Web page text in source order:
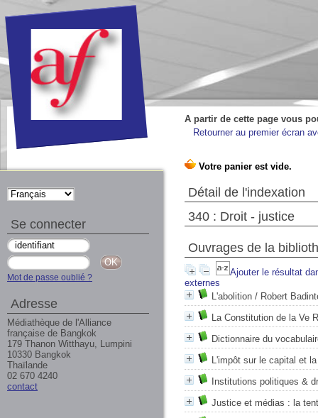
A partir de cette page vous
Retourner au premier écran
Détail de l'indexation
340 : Droit - justice
Ouvrages de la
Ajouter le résultat
externes
L'abolition / Robert
La Constitution de la Ve
Dictionnaire du
L'impôt sur le capital et
Institutions politiques &
Justice et médias : la
Se connecter
Mot de passe oublié ?
Adresse
Médiathèque de l'Alliance
française de Bangkok
179 Thanon Witthayu, Lumpini
10330 Bangkok
Thaïlande
02 670 4240
contact